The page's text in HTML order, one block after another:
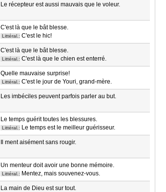
Le récepteur est aussi mauvais que le voleur.
C'est là que le bât blesse.
Littéral.: C'est le hic!
C'est là que le bât blesse.
Littéral.: C'est là que le chien est enterré.
Quelle mauvaise surprise!
Littéral.: C'est le jour de Youri, grand-mère.
Les imbéciles peuvent parfois parler au but.
Le temps guérit toutes les blessures.
Littéral.: Le temps est le meilleur guérisseur.
Il ment aisément sans rougir.
Un menteur doit avoir une bonne mémoire.
Littéral.: Mentez, mais souvenez-vous.
La main de Dieu est sur tout.